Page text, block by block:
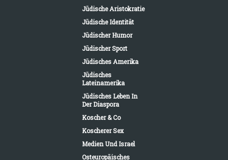
Jüdische Aristokratie
Jüdische Identität
Jüdischer Humor
Jüdischer Sport
Jüdisches Amerika
Jüdisches
Lateinamerika
Jüdisches Leben In
Der Diaspora
Koscher & Co
Koscherer Sex
Medien Und Israel
Osteuropäisches